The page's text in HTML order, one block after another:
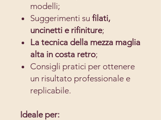
modelli;
Suggerimenti su filati,
uncinetti e rifiniture;
La tecnica della mezza maglia
alta in costa retro;
Consigli pratici per ottenere
un risultato professionale e
replicabile.
Ideale per: